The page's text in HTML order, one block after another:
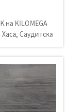
на KILOMEGA
Саудитска
превантивна
от
надеждна